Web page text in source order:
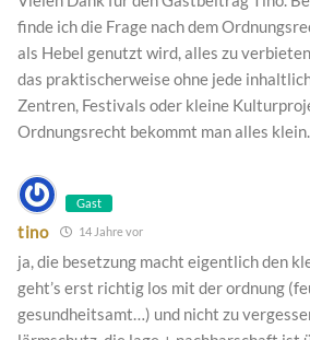
finde ich die Frage nach dem
als Hebel genutzt wird, alles zu
das praktischerweise ohne jede
Zentren, Festivals oder kleine
Ordnungsrecht bekommt man alles klein.
Gast
tino 14 Jahre vor
ja, die besetzung macht eigentlich den
geht’s erst richtig los mit der ordnung
gesundheitsamt…) und nicht zu